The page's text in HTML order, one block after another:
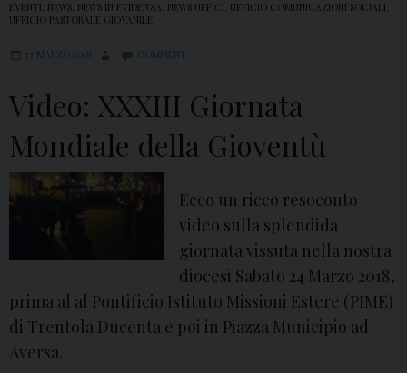
EVENTI NEWS NEWS IN EVIDENZA NEWS UFFICI UFFICIO COMUNICAZIONI SOCIALI
UFFICIO PASTORALE GIOVANILE
27 MARZO 2018 COMMENT
Video: XXXIII Giornata
Mondiale della Gioventù
Ecco un ricco resoconto
video sulla splendida
giornata vissuta nella nostra
diocesi Sabato 24 Marzo 2018,
prima al al Pontificio Istituto Missioni Estere (PIME)
di Trentola Ducenta e poi in Piazza Municipio ad
Aversa.